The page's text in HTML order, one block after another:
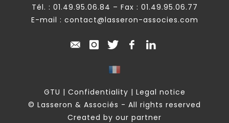
Tél. : 01.49.95.06.84 – Fax : 01.49.95.06.77
E-mail : contact@lasseron-associes.com
GTU | Confidentiality | Legal notice
© Lasseron & Associés - All rights reserved
Created by our partner